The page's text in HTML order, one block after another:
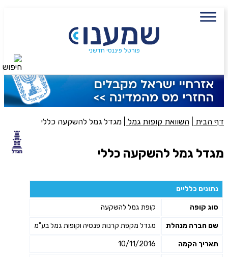
פורטל פיננסי חדשני
דף הבית השוואת קופות גמל מגדל גמל להשקעה כללי
מגדל גמל להשקעה כללי
נתונים כלליים
סוג קופה קופת גמל להשקעה
שם חברה מנהלת מגדל מקפת קרנות פנסיה וקופות גמל בע"מ
תאריך הקמה 10/11/2016
שם מלא
פעולה נדרשת
סכום חיסכון בקרן
אני מאשר את תנאיי השימוש והפרטיות של האתר
מאשר כי פרטיי ישמשו לקבלת פניות והצעות שיווקיות למוצרים
פנסיוניים\ביטוח באמצעות טלפון, מייל או SMS מאיתנו או צד שלישי
שליחה
חיפוש